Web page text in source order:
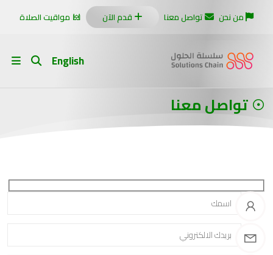
من نحن تواصل معنا قدم الآن مواقيت الصلاة
English
تواصل معنا